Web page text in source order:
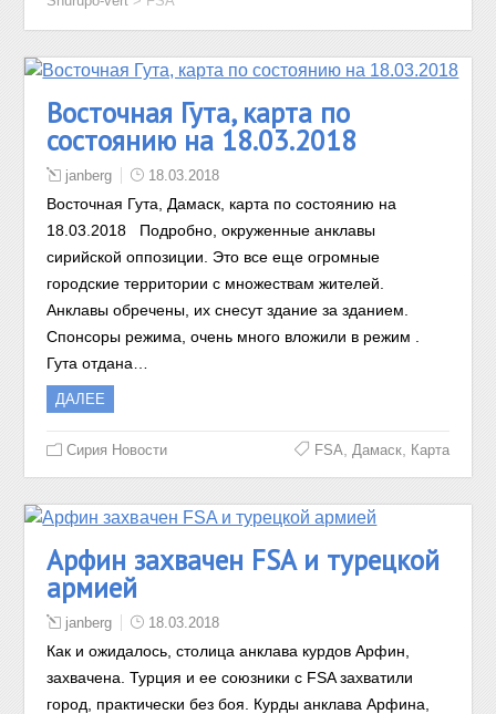
Восточная Гута, карта по
состоянию на 18.03.2018
janberg 18.03.2018
Восточная Гута, Дамаск, карта по состоянию на
18.03.2018 Подробно, окруженные анклавы
сирийской оппозиции. Это все еще огромные
городские территории с множествам жителей.
Анклавы обречены, их снесут здание за зданием.
Спонсоры режима, очень много вложили в режим .
Гута отдана…
ДАЛЕЕ
Сирия Новости FSA Дамаск, Карта
Арфин захвачен FSA и турецкой
армией
janberg 18.03.2018
Как и ожидалось, столица анклава курдов Арфин,
захвачена. Турция и ее союзники с FSA захватили
город, практически без боя. Курды анклава Арфина,